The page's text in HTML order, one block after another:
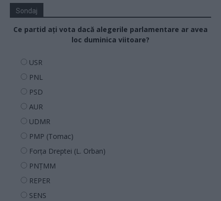
Sondaj
Ce partid ați vota dacă alegerile parlamentare ar avea
loc duminica viitoare?
USR
PNL
PSD
AUR
UDMR
PMP (Tomac)
Forța Dreptei (L. Orban)
PNȚMM
REPER
SENS